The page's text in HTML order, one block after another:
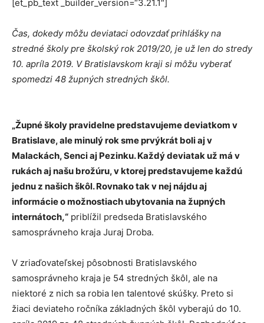
[et_pb_text _builder_version=“3.21.1″]
Čas, dokedy môžu deviataci odovzdať prihlášky na
stredné školy pre školský rok 2019/20, je už len do stredy
10. apríla 2019. V Bratislavskom kraji si môžu vyberať
spomedzi 48 župných stredných škôl.
„Župné školy pravidelne predstavujeme deviatkom v
Bratislave, ale minulý rok sme prvýkrát boli aj v
Malackách, Senci aj Pezinku. Každý deviatak už má v
rukách aj našu brožúru, v ktorej predstavujeme každú
jednu z našich škôl. Rovnako tak v nej nájdu aj
informácie o možnostiach ubytovania na župných
internátoch,“ priblížil predseda Bratislavského
samosprávneho kraja Juraj Droba.
V zriaďovateľskej pôsobnosti Bratislavského
samosprávneho kraja je 54 stredných škôl, ale na
niektoré z nich sa robia len talentové skúšky. Preto si
žiaci deviateho ročníka základných škôl vyberajú do 10.